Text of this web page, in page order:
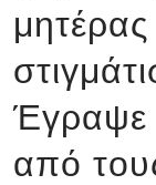
Έγραψε
από